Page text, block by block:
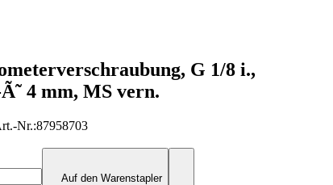
G 1/8 i.,
4 mm, MS vern.
Nr.:87958703
Auf den Warenstapler